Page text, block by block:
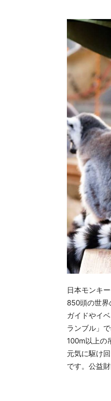
日本モンキ
850頭の世界
ガイドやイ
ランブル」
100m以上の
元気に駆け
です。公益